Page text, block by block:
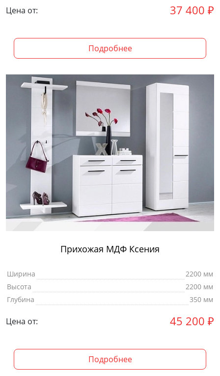
Цена от: 37 400 ₽
Подробнее
Прихожая МДФ Ксения
Ширина
2200 мм
Высота
2200 мм
Глубина
350 мм
Цена от: 45 200 ₽
Подробнее